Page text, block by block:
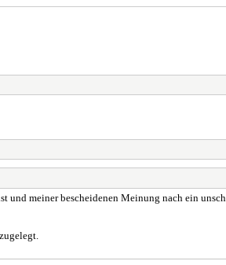
meiner bescheidenen Meinung nach ein